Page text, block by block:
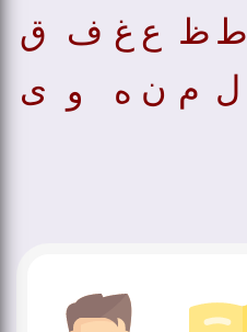
ق
ف غ ع ظ ط
ی
و ه ن م ل